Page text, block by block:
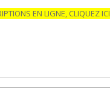
EN LIGNE, CLIQUEZ ICI